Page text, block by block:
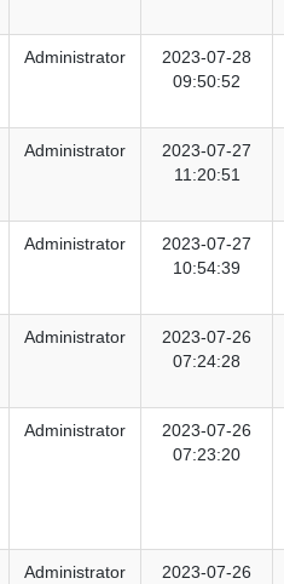
Administrator
2023-07-28
09:50:52
Administrator
2023-07-27
11:20:51
Administrator
2023-07-27
10:54:39
Administrator
2023-07-26
07:24:28
Administrator
2023-07-26
07:23:20
Administrator
2023-07-26